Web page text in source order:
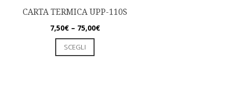
CARTA TERMICA UPP-110S
7,50€– 75,00€
SCEGLI